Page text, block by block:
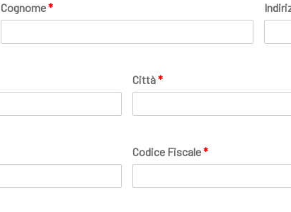
Cognome*
Città*
Codice Fiscale*